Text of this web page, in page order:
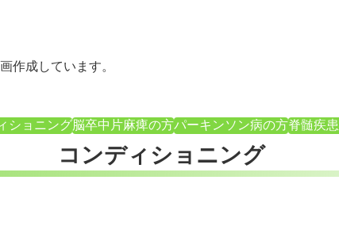
作成しています。
ショニング脳卒中片麻痺の方パーキンソン病の方脊髄疾
コンディショニング